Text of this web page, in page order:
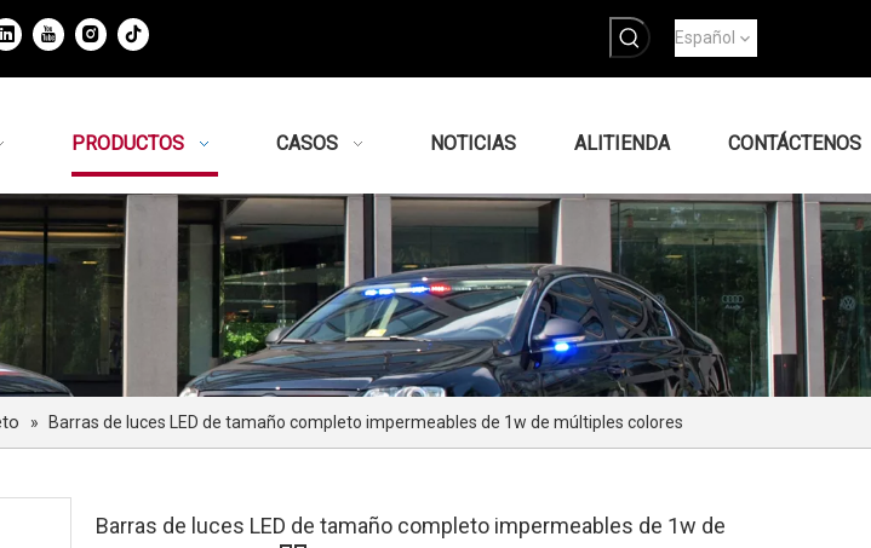
Español
PRODUCTOS CASOS NOTICIAS ALITIENDA CONTÁCTENOS
» Barras de luces LED de tamaño completo impermeables de 1w de múltiples colores
Barras de luces LED de tamaño completo impermeables de 1w de